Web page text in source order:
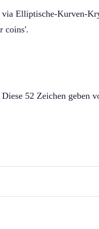
Elliptische-Kurven-
coins'.
52 Zeichen geben